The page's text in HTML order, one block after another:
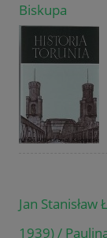
Biskupa
Jan
1939) /